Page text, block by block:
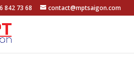
842 73 68 contact@mptsaigon.com